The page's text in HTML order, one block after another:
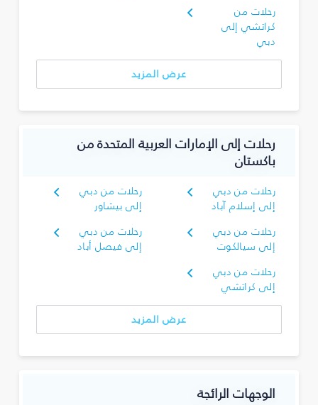
رحلات من
كراتشي إلى
دبي
عرض المزيد
رحلات إلى الإمارات العربية المتحدة من
باكستان
رحلات من دبي
إلى إسلام آباد
رحلات من دبي
إلى بيشاور
رحلات من دبي
إلى سيالكوت
رحلات من دبي
إلى فيصل أباد
رحلات من دبي
إلى كراتشي
عرض المزيد
الوجهات الرائجة